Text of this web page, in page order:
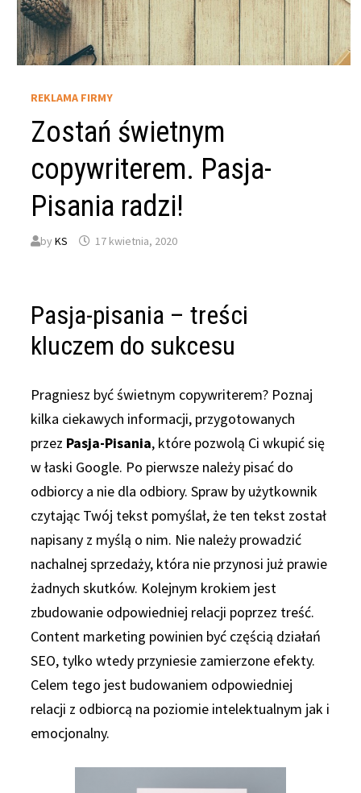
REKLAMA FIRMY
Zostań świetnym
copywriterem. Pasja-
Pisania radzi!
byKS 17 kwietnia, 2020
Pasja-pisania – treści
kluczem do sukcesu
Pragniesz być świetnym copywriterem? Poznaj
kilka ciekawych informacji, przygotowanych
przez Pasja-Pisania, które pozwolą Ci wkupić się
w łaski Google. Po pierwsze należy pisać do
odbiorcy a nie dla odbiory. Spraw by użytkownik
czytając Twój tekst pomyślał, że ten tekst został
napisany z myślą o nim. Nie należy prowadzić
nachalnej sprzedaży, która nie przynosi już prawie
żadnych skutków. Kolejnym krokiem jest
zbudowanie odpowiedniej relacji poprzez treść.
Content marketing powinien być częścią działań
SEO, tylko wtedy przyniesie zamierzone efekty.
Celem tego jest budowaniem odpowiedniej
relacji z odbiorcą na poziomie intelektualnym jak i
emocjonalny.